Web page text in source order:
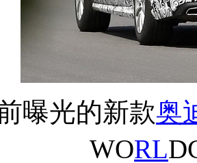
曝光的新款奥
WORL